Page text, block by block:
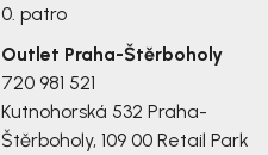
0. patro
Outlet Praha-Štěrboholy
720 981 521
Kutnohorská 532 Praha-
Štěrboholy, 109 00 Retail Park